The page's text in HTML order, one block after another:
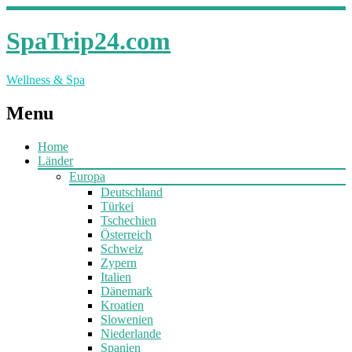
SpaTrip24.com
Wellness & Spa
Menu
Home
Länder
Europa
Deutschland
Türkei
Tschechien
Österreich
Schweiz
Zypern
Italien
Dänemark
Kroatien
Slowenien
Niederlande
Spanien